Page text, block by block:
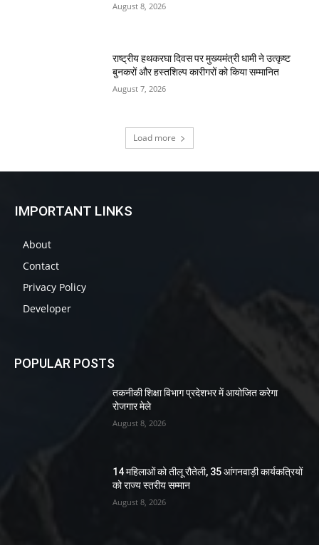
August 8, 2026
राष्ट्रीय हथकरघा दिवस पर मुख्यमंत्री धामी ने उत्कृष्ट
बुनकरों और हस्तशिल्प कारीगरों को किया सम्मानित
August 7, 2026
Load more
IMPORTANT LINKS
About
Contact
Privacy Policy
Developer
POPULAR POSTS
तकनीकी शिक्षा विभाग प्रदेशभर में आयोजित करेगा
रोजगार मेले
August 8, 2026
14 महिलाओं को तीलू रौतेली, 35 आंगनवाड़ी कार्यकत्रियों
को राज्य स्तरीय सम्मान
August 8, 2026